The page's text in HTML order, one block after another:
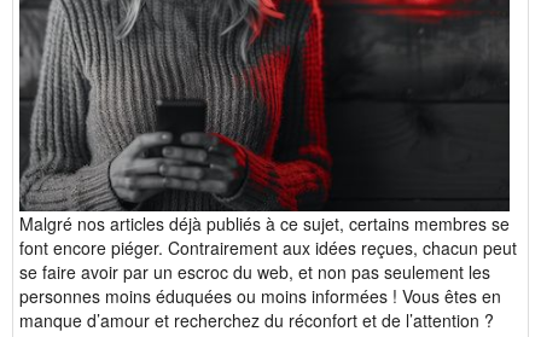
Malgré nos articles déjà publiés à ce sujet, certains membres se
font encore piéger. Contrairement aux idées reçues, chacun peut
se faire avoir par un escroc du web, et non pas seulement les
personnes moins éduquées ou moins informées ! Vous êtes en
manque d’amour et recherchez du réconfort et de l’attention ?